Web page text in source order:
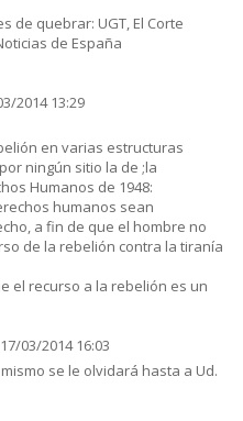
de quebrar: UGT, El Corte
de España
2014 13:29
en varias estructuras
ningún sitio la de ;la
Humanos de 1948:
humanos sean
a fin de que el hombre no
de la rebelión contra la tiranía
el recurso a la rebelión es un
03/2014 16:03
se le olvidará hasta a Ud.